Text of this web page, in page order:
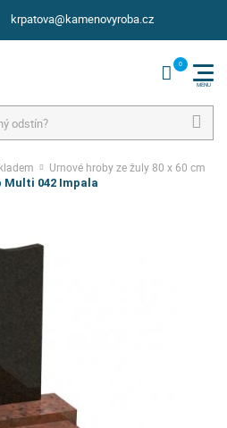
krpatova@kamenovyroba.cz
Urnové hroby ze žuly 80 x 60 cm
Multi 042 Impala